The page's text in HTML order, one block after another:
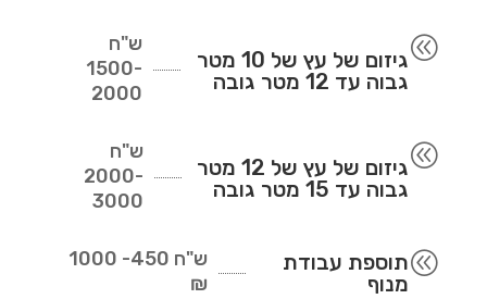
@
גיזום של עץ של 10 מטר
גבוה עד 12 מטר גובה
ש"ח
1500-
2000
@
גיזום של עץ של 12 מטר
גבוה עד 15 מטר גובה
ש"ח
2000-
3000
@תוספת עבודת
מנוף
ש"ח
450- 1000
₪